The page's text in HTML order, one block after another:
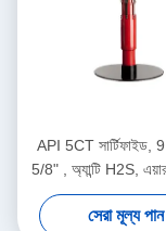
API 5CT সার্টিফাইড,
5/8" , অ্যান্টি H2S,
লাইনার হ্যাঙ্গার অনশোর
ওয়েলহেড অপারেশনের
সেরা মূল্য পান